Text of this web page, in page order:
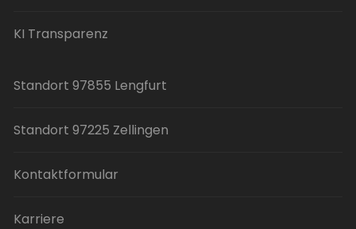
KI Transparenz
Standort 97855 Lengfurt
Standort 97225 Zellingen
Kontaktformular
Karriere